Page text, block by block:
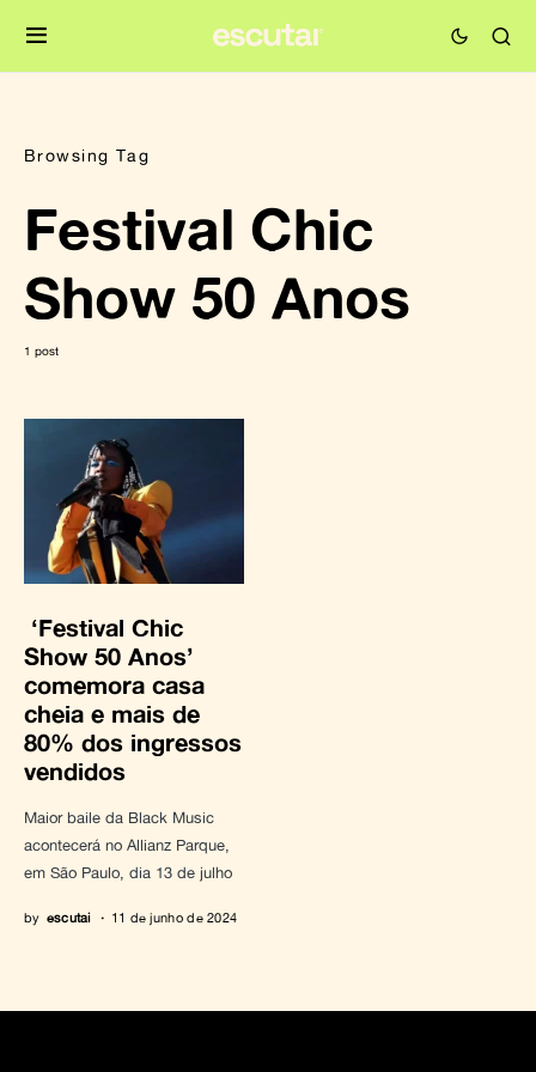
Browsing Tag
Festival Chic
Show 50 Anos
1 post
‘Festival Chic
Show 50 Anos’
comemora casa
cheia e mais de
80% dos ingressos
vendidos
Maior baile da Black Music
acontecerá no Allianz Parque,
em São Paulo, dia 13 de julho
by escutai 11 de junho de 2024